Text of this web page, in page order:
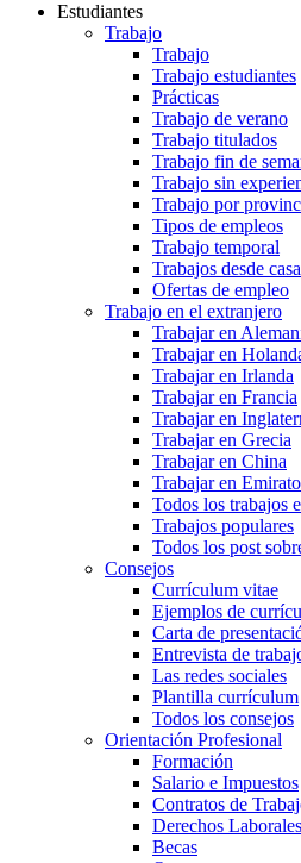
Estudiantes
Trabajo
Trabajo
Trabajo estudiantes
Prácticas
Trabajo de verano
Trabajo titulados
Trabajo fin de
Trabajo sin
Trabajo por
Tipos de empleos
Trabajo temporal
Trabajos desde casa
Ofertas de empleo
Trabajo en el extranjero
Trabajar en
Trabajar en
Trabajar en Irlanda
Trabajar en Francia
Trabajar en
Trabajar en Grecia
Trabajar en China
Trabajar en
Todos los trabajos
Trabajos populares
Todos los post
Consejos
Currículum vitae
Ejemplos de
Carta de
Entrevista de
Las redes sociales
Plantilla currículum
Todos los consejos
Orientación Profesional
Formación
Salario e Impuestos
Contratos de
Derechos Laborales
Becas